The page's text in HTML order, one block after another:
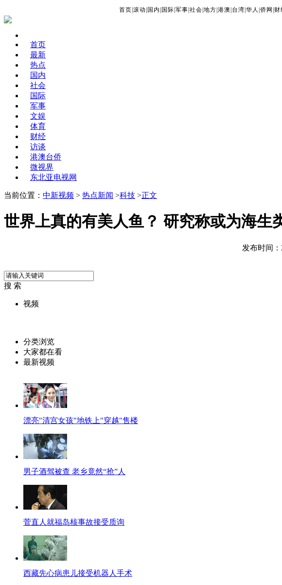
首页 滚动 国内 国际 军事 社会 地方 港澳 台湾 华人 侨网 财
首页
最新
热点
国内
社会
国际
军事
文娱
体育
财经
访谈
港澳台侨
微视界
东北亚电视网
当前位置： 中新视频 > 热点新闻 >科技 >正文
世界上真的有美人鱼？ 研究称或为海生
发布时间：
搜 索
视频
分类浏览
大家都在看
最新视频
漂亮"清宫女孩"地铁上"穿越"售楼
男子酒驾被查 老乡竟然“抢”人
菅直人就福岛核事故接受质询
西藏先心病患儿接受机器人手术